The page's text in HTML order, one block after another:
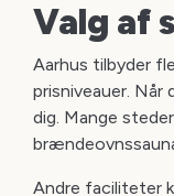
Valg af
Aarhus tilbyder
prisniveauer.
dig. Mange
Andre faciliteter